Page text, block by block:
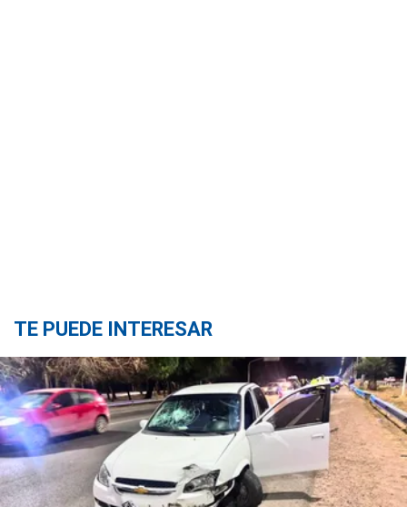
TE PUEDE INTERESAR